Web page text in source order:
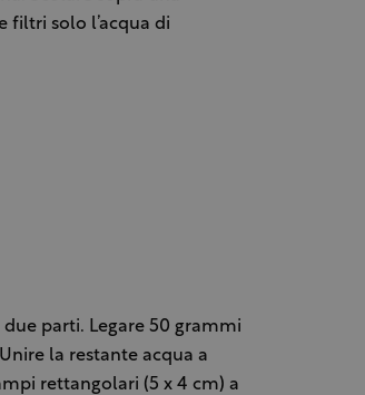
filtri solo l’acqua di
parti. Legare 50 grammi
la restante acqua a
rettangolari (5 x 4 cm) a